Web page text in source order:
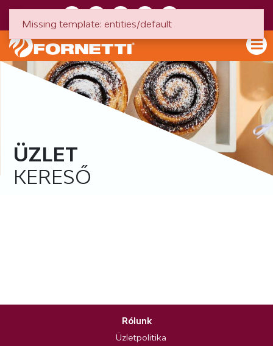
ÜZLET
KERESŐ
Rólunk
Üzletpolitika
Missing template: entities/default